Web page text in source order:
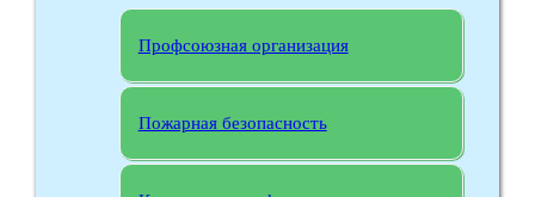
Профсоюзная организация
Пожарная безопасность